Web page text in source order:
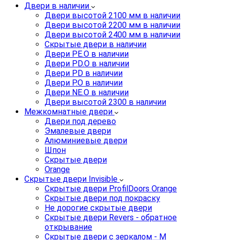
Двери в наличии
Двери высотой 2100 мм в наличии
Двери высотой 2200 мм в наличии
Двери высотой 2400 мм в наличии
Скрытые двери в наличии
Двери PE.O в наличии
Двери PD.O в наличии
Двери PD в наличии
Двери P.O в наличии
Двери NE.O в наличии
Двери высотой 2300 в наличии
Межкомнатные двери
Двери под дерево
Эмалевые двери
Алюминиевые двери
Шпон
Скрытые двери
Orange
Скрытые двери Invisible
Скрытые двери ProfilDoors Orange
Скрытые двери под покраску
Не дорогие скрытые двери
Скрытые двери Revers - обратное
открывание
Скрытые двери с зеркалом - M